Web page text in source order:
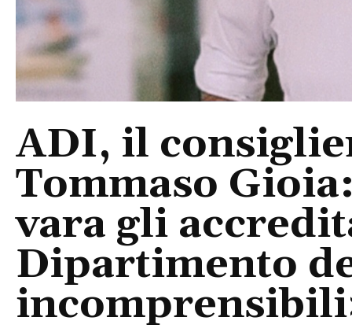
ADI, il
Tommaso
vara gli
Dipartimento